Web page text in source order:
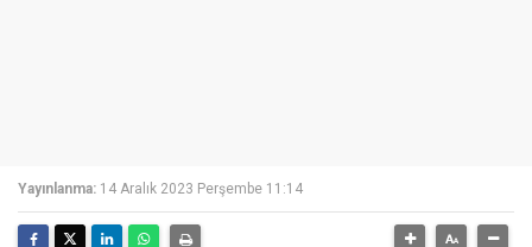
Yayınlanma: 14 Aralık 2023 Perşembe 11:14